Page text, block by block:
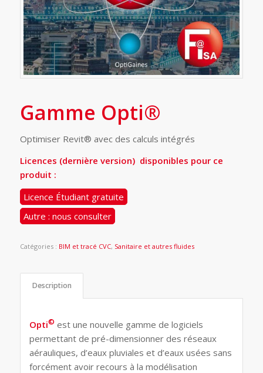
Gamme Opti®
Optimiser Revit® avec des calculs intégrés
Licences (dernière version) disponibles pour ce
produit :
Licence Étudiant gratuite
Autre : nous consulter
Catégories : BIM et tracé CVC, Sanitaire et autres fluides
Description
Opti©est une nouvelle gamme de logiciels
permettant de pré-dimensionner des réseaux
aérauliques, d’eaux pluviales et d’eaux usées sans
forcément avoir recours à la modélisation